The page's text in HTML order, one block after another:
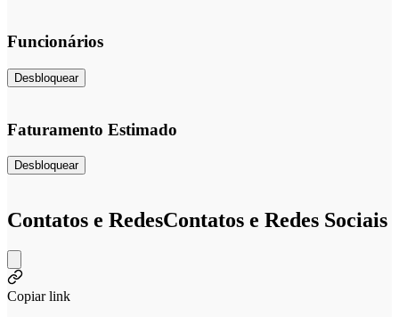
Funcionários
Desbloquear
Faturamento Estimado
Desbloquear
Contatos e RedesContatos e Redes Sociais
Copiar link